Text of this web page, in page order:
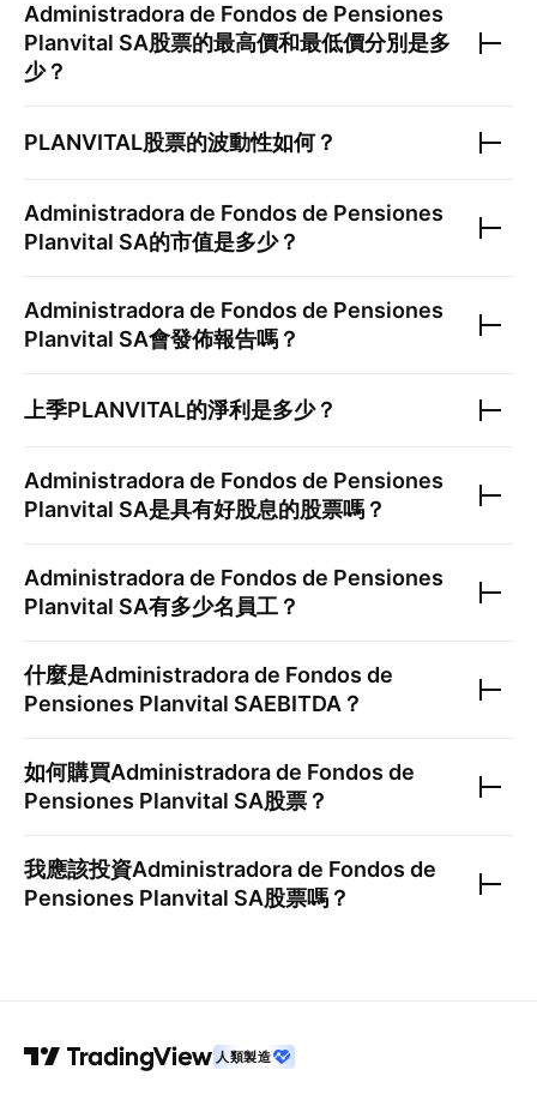
Administradora de Fondos de Pensiones
Planvital SA股票的最高價和最低價分別是多
少？
PLANVITAL股票的波動性如何？
Administradora de Fondos de Pensiones
Planvital SA的市值是多少？
Administradora de Fondos de Pensiones
Planvital SA會發佈報告嗎？
上季PLANVITAL的淨利是多少？
Administradora de Fondos de Pensiones
Planvital SA是具有好股息的股票嗎？
Administradora de Fondos de Pensiones
Planvital SA有多少名員工？
什麼是Administradora de Fondos de
Pensiones Planvital SAEBITDA？
如何購買Administradora de Fondos de
Pensiones Planvital SA股票？
我應該投資Administradora de Fondos de
Pensiones Planvital SA股票嗎？
人類製造